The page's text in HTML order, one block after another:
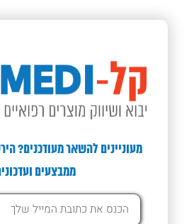
מעוניינים להשאר מעודכנים?
ממבצעים